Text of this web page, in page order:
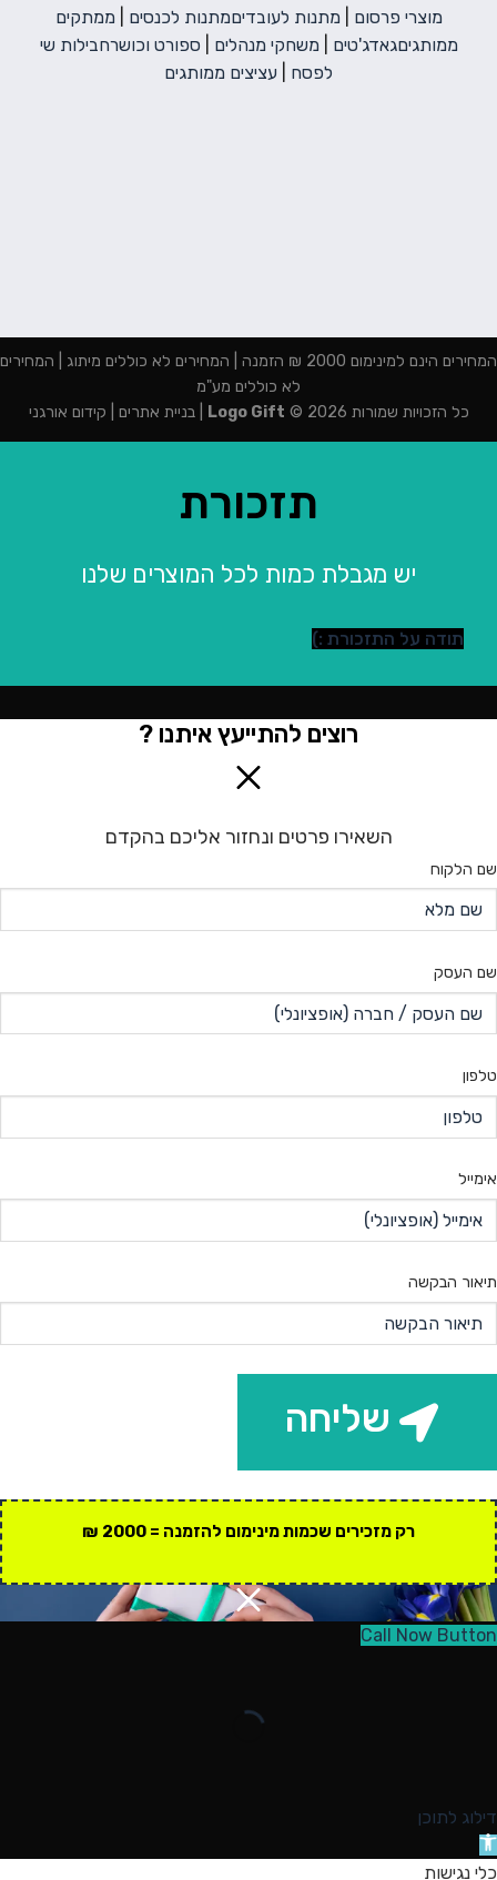
מוצרי פרסום מתנות לעובדיםמתנות לכנסים
ממתקים
ממותגיםגאדג'טים משחקי מנהלים ספורט וכושרחבילות שי
לפסח
עציצים ממותגים
המחירים הינם למינימום 2000 ₪ הזמנה | המחירים לא כוללים מיתוג | המחירים
לא כוללים מע"מ
כל הזכויות שמורות 2026 ©
Logo Gift
|בניית אתרים קידום אורגני
תזכורת
יש מגבלת כמות לכל המוצרים שלנו
תודה על התזכורת :)
רוצים להתייעץ איתנו ?
השאירו פרטים ונחזור אליכם בהקדם
שם הלקוח
שם העסק
טלפון
אימייל
תיאור הבקשה
שליחה
רק מזכירים שכמות מינימום להזמנה = 2000 ₪
Call Now Button
דילוג לתוכן
פתח
סרגל
כלי נגישות